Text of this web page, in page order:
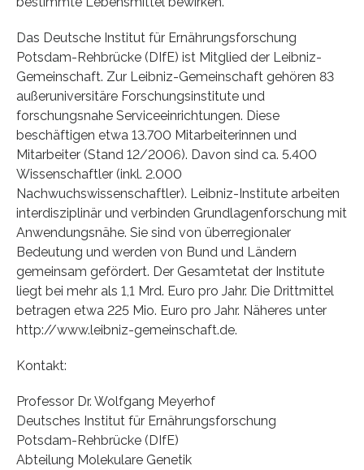
Das Deutsche Institut für Ernährungsforschung
Potsdam-Rehbrücke (DIfE) ist Mitglied der Leibniz-
Gemeinschaft. Zur Leibniz-Gemeinschaft gehören 83
außeruniversitäre Forschungsinstitute und
forschungsnahe Serviceeinrichtungen. Diese
beschäftigen etwa 13.700 Mitarbeiterinnen und
Mitarbeiter (Stand 12/2006). Davon sind ca. 5.400
Wissenschaftler (inkl. 2.000
Nachwuchswissenschaftler). Leibniz-Institute arbeiten
interdisziplinär und verbinden Grundlagenforschung mit
Anwendungsnähe. Sie sind von überregionaler
Bedeutung und werden von Bund und Ländern
gemeinsam gefördert. Der Gesamtetat der Institute
liegt bei mehr als 1,1 Mrd. Euro pro Jahr. Die Drittmittel
betragen etwa 225 Mio. Euro pro Jahr. Näheres unter
http://www.leibniz-gemeinschaft.de.
Kontakt:
Professor Dr. Wolfgang Meyerhof
Deutsches Institut für Ernährungsforschung
Potsdam-Rehbrücke (DIfE)
Abteilung Molekulare Genetik